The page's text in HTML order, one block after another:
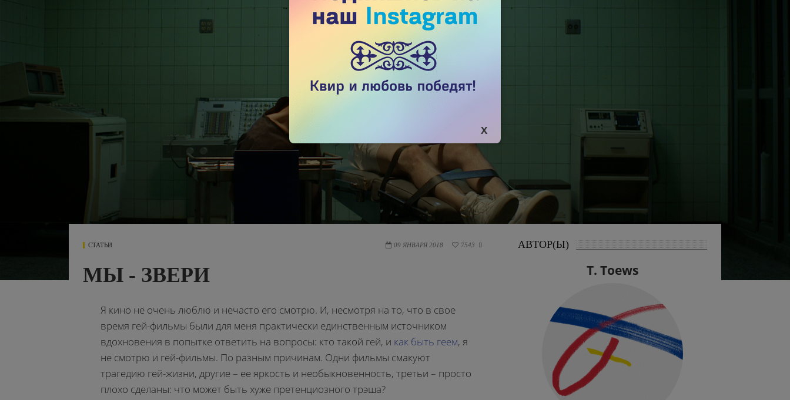
СТАТЬИ 09 ЯНВАРЯ 2018 7543 
МЫ - ЗВЕРИ
Я кино не очень люблю и нечасто его смотрю. И, несмотря на то, что в свое
время гей-фильмы были для меня практически единственным источником
вдохновения в попытке ответить на вопросы: кто такой гей, и как быть геем, я
не смотрю и гей-фильмы. По разным причинам. Одни фильмы смакуют
трагедию гей-жизни, другие – ее яркость и необыкновенность, третьи – просто
плохо сделаны: что может быть хуже претенциозного трэша?
АВТОР(Ы)
T. Toews